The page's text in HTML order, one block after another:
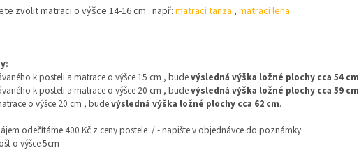
zvolit matraci o výšce 14-16 cm . např:matraci tanza , matraci lena
k posteli a matrace o výšce 15 cm , budevýsledná výška ložné plochy cca 54 cm
k posteli a matrace o výšce 20 cm , budevýsledná výška ložné plochy cca 59 cm
o výšce 20 cm , budevýsledná výška ložné plochy cca 62 cm.
odečítáme 400 Kč z ceny postele / - napište v objednávce do poznámky
o výšce 5cm